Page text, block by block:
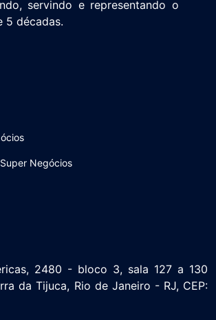
servindo e representando o
5 décadas.
Negócios
2480 - bloco 3, sala 127 a 130
da Tijuca, Rio de Janeiro - RJ, CEP: